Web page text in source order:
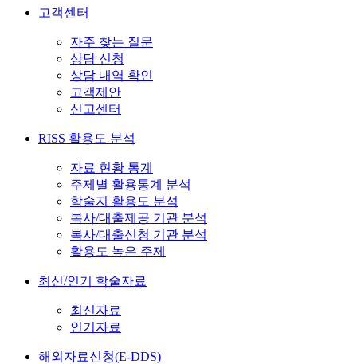
고객센터
자주 찾는 질문
상담 신청
상담 내역 확인
고객제안
신고센터
RISS 활용도 분석
자료 현황 통계
주제별 활용통계 분석
학술지 활용도 분석
복사/대출제공 기관 분석
복사/대출신청 기관 분석
활용도 높은 주제
최신/인기 학술자료
최신자료
인기자료
해외자료신청(E-DDS)